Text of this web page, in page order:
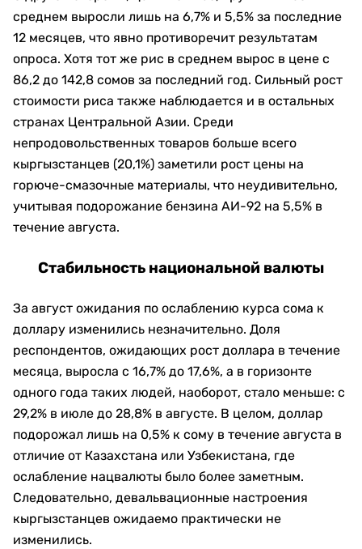
среднем выросли лишь на 6,7% и 5,5% за последние
12 месяцев, что явно противоречит результатам
опроса. Хотя тот же рис в среднем вырос в цене с
86,2 до 142,8 сомов за последний год. Сильный рост
стоимости риса также наблюдается и в остальных
странах Центральной Азии. Среди
непродовольственных товаров больше всего
кыргызстанцев (20,1%) заметили рост цены на
горюче-смазочные материалы, что неудивительно,
учитывая подорожание бензина АИ-92 на 5,5% в
течение августа.
Стабильность национальной валюты
За август ожидания по ослаблению курса сома к
доллару изменились незначительно. Доля
респондентов, ожидающих рост доллара в течение
месяца, выросла с 16,7% до 17,6%, а в горизонте
одного года таких людей, наоборот, стало меньше: с
29,2% в июле до 28,8% в августе. В целом, доллар
подорожал лишь на 0,5% к сому в течение августа в
отличие от Казахстана или Узбекистана, где
ослабление нацвалюты было более заметным.
Следовательно, девальвационные настроения
кыргызстанцев ожидаемо практически не
изменились.